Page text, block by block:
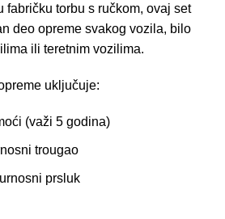
fabričku torbu s ručkom, ovaj set
deo opreme svakog vozila, bilo
ili teretnim vozilima.
uključuje:
(važi 5 godina)
trougao
prsluk